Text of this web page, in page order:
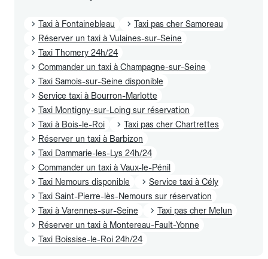
Taxi à Fontainebleau
Taxi pas cher Samoreau
Réserver un taxi à Vulaines-sur-Seine
Taxi Thomery 24h/24
Commander un taxi à Champagne-sur-Seine
Taxi Samois-sur-Seine disponible
Service taxi à Bourron-Marlotte
Taxi Montigny-sur-Loing sur réservation
Taxi à Bois-le-Roi
Taxi pas cher Chartrettes
Réserver un taxi à Barbizon
Taxi Dammarie-les-Lys 24h/24
Commander un taxi à Vaux-le-Pénil
Taxi Nemours disponible
Service taxi à Cély
Taxi Saint-Pierre-lès-Nemours sur réservation
Taxi à Varennes-sur-Seine
Taxi pas cher Melun
Réserver un taxi à Montereau-Fault-Yonne
Taxi Boissise-le-Roi 24h/24